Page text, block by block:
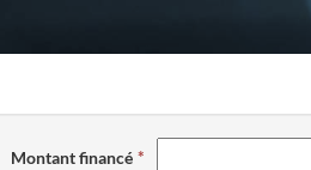
Montant financé